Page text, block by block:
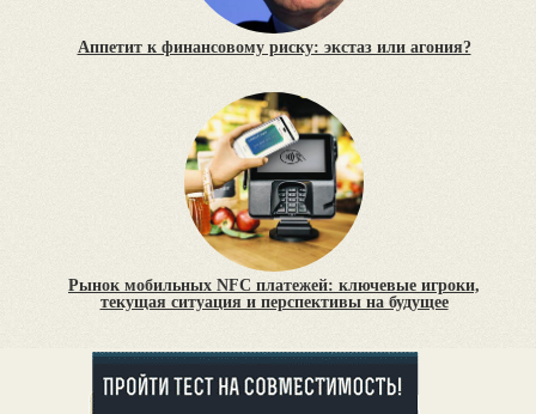
Аппетит к финансовому риску: экстаз или агония?
Рынок мобильных NFC платежей: ключевые игроки,
текущая ситуация и перспективы на будущее